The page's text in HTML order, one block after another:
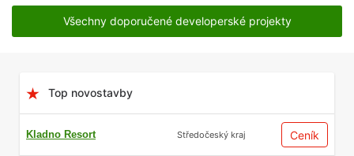
Všechny doporučené developerské projekty
Top novostavby
Kladno Resort Středočeský kraj Ceník